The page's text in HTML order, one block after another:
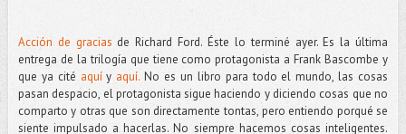
Acción de gracias de Richard Ford. Éste lo terminé ayer. Es la última
entrega de la trilogía que tiene como protagonista a Frank Bascombe y
que ya cité aquíy aquí. No es un libro para todo el mundo, las cosas
pasan despacio, el protagonista sigue haciendo y diciendo cosas que no
comparto y otras que son directamente tontas, pero entiendo porqué se
siente impulsado a hacerlas. No siempre hacemos cosas inteligentes.